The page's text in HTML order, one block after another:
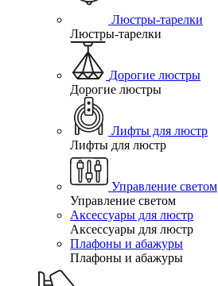
Люстры-тарелки
Люстры-тарелки
Дорогие люстры
Дорогие люстры
Лифты для люстр
Лифты для люстр
Управление светом
Управление светом
Аксессуары для люстр
Аксессуары для люстр
Плафоны и абажуры
Плафоны и абажуры